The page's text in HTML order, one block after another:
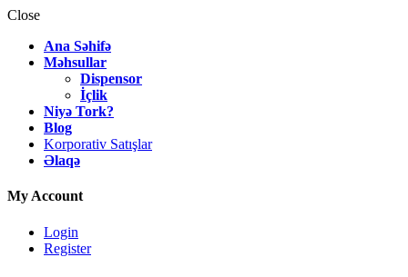
Close
Ana Səhifə
Məhsullar
Dispensor
İçlik
Niyə Tork?
Blog
Korporativ Satışlar
Əlaqə
My Account
Login
Register